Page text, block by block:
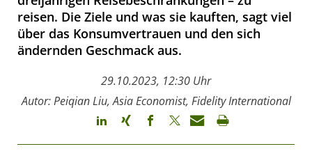
reisen. Die Ziele und was sie kauften, sagt viel
über das Konsumvertrauen und den sich
ändernden Geschmack aus.
29.10.2023, 12:30 Uhr
Autor: Peiqian Liu, Asia Economist, Fidelity International